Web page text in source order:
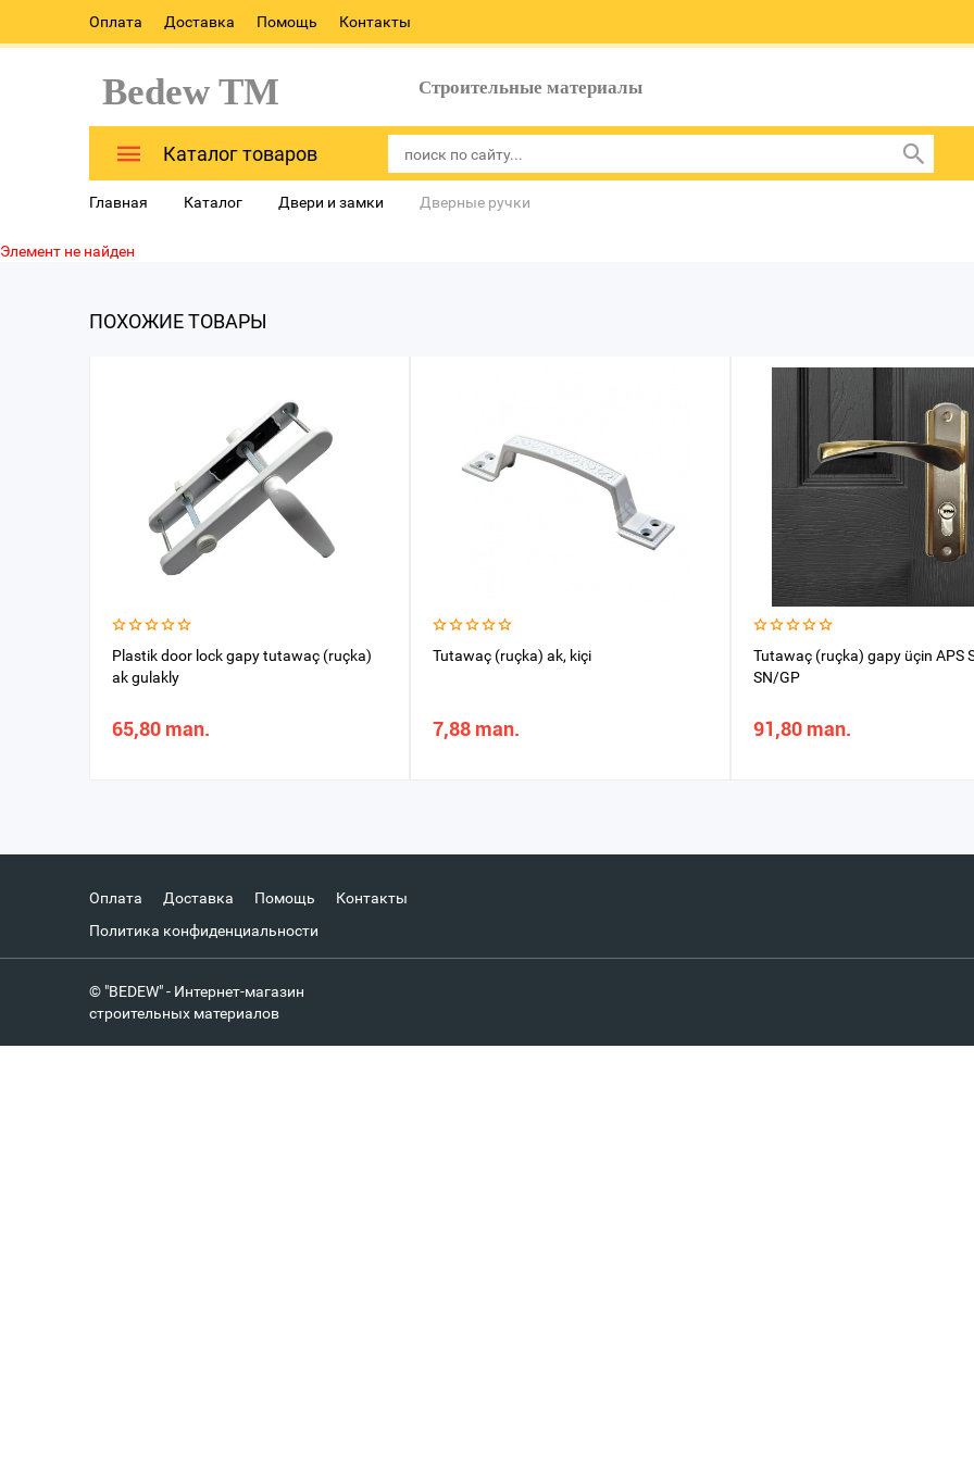
Оплата Доставка Помощь Контакты
Bedew TM Строительные материалы
Каталог товаров
Главная Каталог Двери и замки Дверные ручки
Элемент не найден
ПОХОЖИЕ ТОВАРЫ
Plastik door lock gapy tutawaç (ruçka)
ak gulakly
65,80 man.
Tutawaç (ruçka) ak, kiçi
7,88 man.
Tutawaç (ruçka) gapy üçin APS
SN/GP
91,80 man.
Оплата Доставка Помощь
Контакты
Политика конфиденциальности
© "BEDEW" - Интернет-магазин
строительных материалов